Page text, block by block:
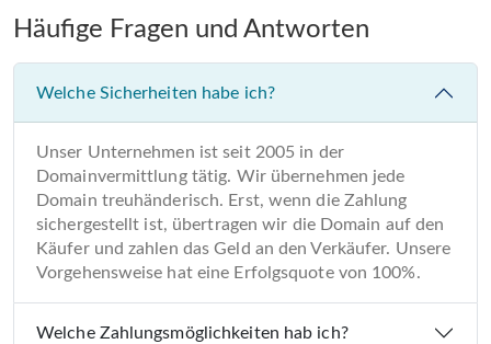
Häufige Fragen und Antworten
Welche Sicherheiten habe ich?
Unser Unternehmen ist seit 2005 in der
Domainvermittlung tätig. Wir übernehmen jede
Domain treuhänderisch. Erst, wenn die Zahlung
sichergestellt ist, übertragen wir die Domain auf den
Käufer und zahlen das Geld an den Verkäufer. Unsere
Vorgehensweise hat eine Erfolgsquote von 100%.
Welche Zahlungsmöglichkeiten hab ich?